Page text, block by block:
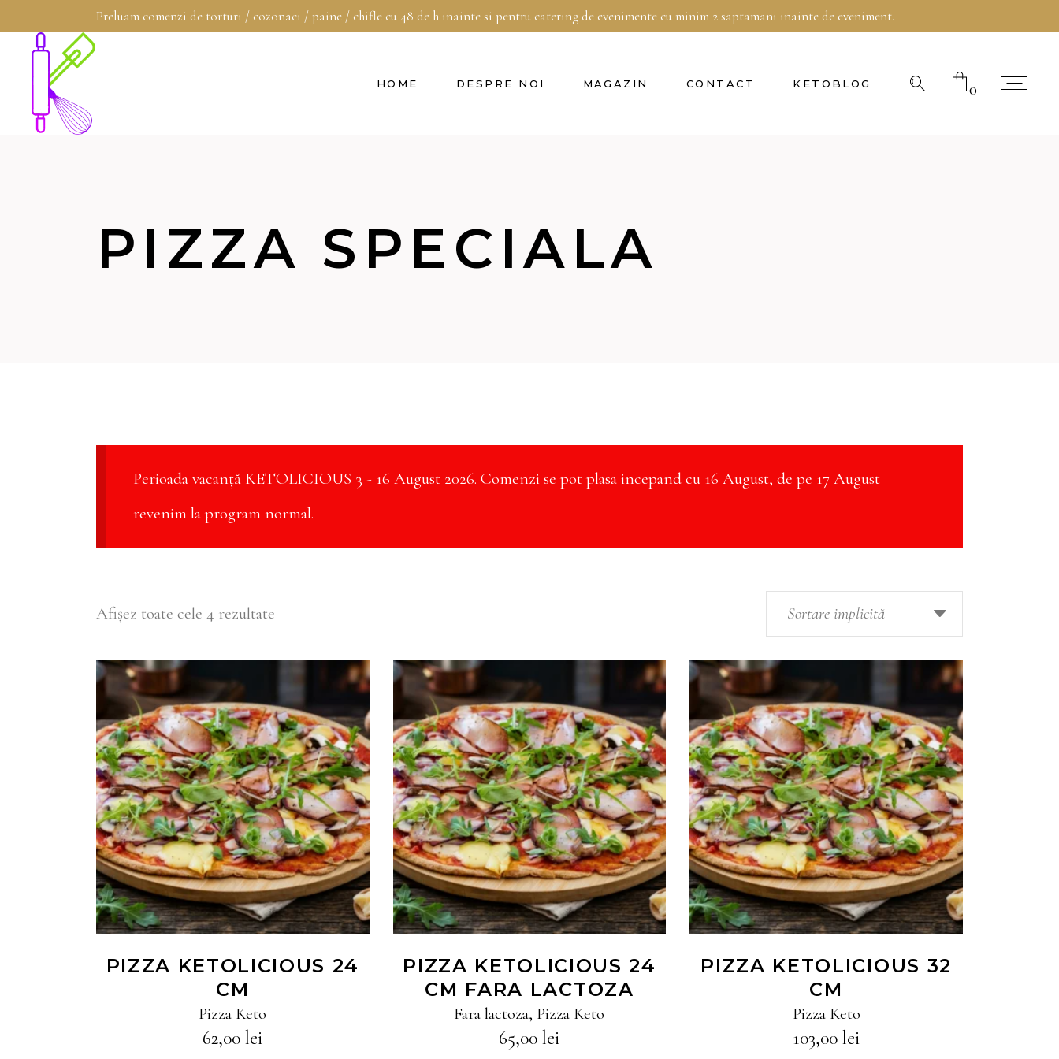
Preluam comenzi de torturi / cozonaci / paine / chifle cu 48 de h inainte si pentru catering de evenimente cu minim 2 saptamani inainte de eveniment.
HOME DESPRE NOI MAGAZIN CONTACT KETOBLOG 0
PIZZA SPECIALA
Perioada vacanță KETOLICIOUS 3 - 16 August 2026. Comenzi se pot plasa incepand cu 16 August, de pe 17 August
revenim la program normal.
Afișez toate cele 4 rezultate Sortare implicită
CITEȘTE MAI MULT
PIZZA KETOLICIOUS 24
CM
Pizza Keto
62,00lei
CITEȘTE MAI MULT
PIZZA KETOLICIOUS 24
CM FARA LACTOZA
Fara lactoza, Pizza Keto
65,00lei
CITEȘTE MAI MULT
PIZZA KETOLICIOUS 32
CM
Pizza Keto
103,00lei